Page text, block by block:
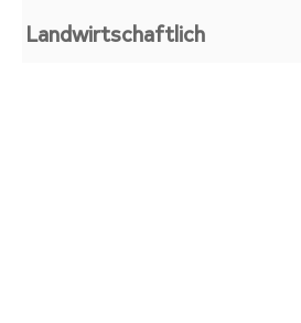
Landwirtschaftlich